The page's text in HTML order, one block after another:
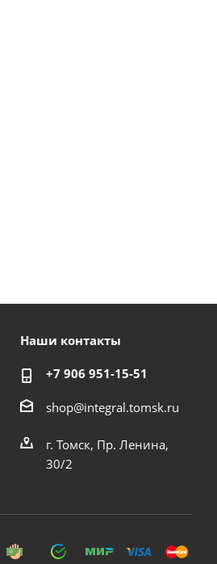
Наши контакты
+7 906 951-15-51
shop@integral.tomsk.ru
г. Томск, Пр. Ленина,
30/2